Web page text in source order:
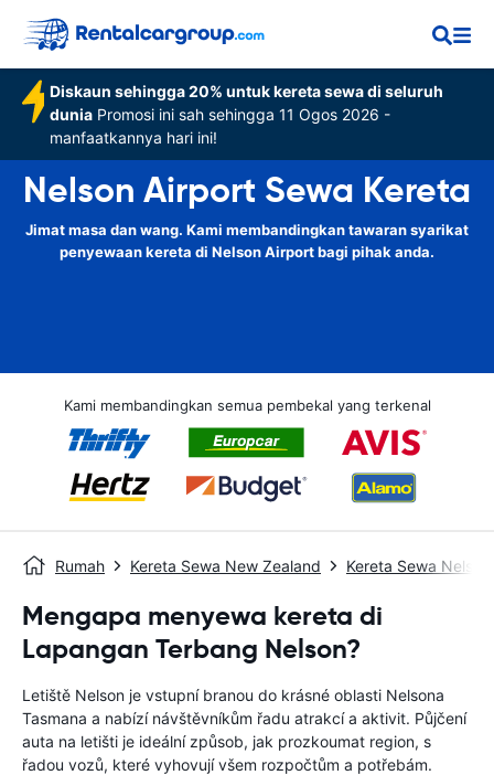
Diskaun sehingga 20% untuk kereta sewa di seluruh
dunia Promosi ini sah sehingga 11 Ogos 2026 -
manfaatkannya hari ini!
Nelson Airport Sewa Kereta
Jimat masa dan wang. Kami membandingkan tawaran syarikat
penyewaan kereta di Nelson Airport bagi pihak anda.
Kami membandingkan semua pembekal yang terkenal
Rumah Kereta Sewa New Zealand Kereta Sewa Nelson
Mengapa menyewa kereta di
Lapangan Terbang Nelson?
Letiště Nelson je vstupní branou do krásné oblasti Nelsona
Tasmana a nabízí návštěvníkům řadu atrakcí a aktivit. Půjčení
auta na letišti je ideální způsob, jak prozkoumat region, s
řadou vozů, které vyhovují všem rozpočtům a potřebám.